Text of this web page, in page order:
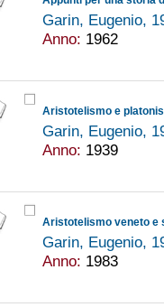
Garin, Eugenio,
Anno: 1962
Aristotelismo e
Garin, Eugenio,
Anno: 1939
Aristotelismo veneto e
Garin, Eugenio,
Anno: 1983